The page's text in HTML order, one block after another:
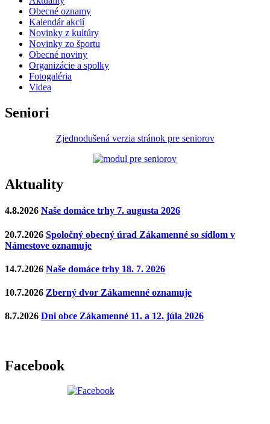
Obecné oznamy
Kalendár akcií
Novinky z kultúry
Novinky zo športu
Obecné noviny
Organizácie a spolky
Fotogaléria
Videa
Seniori
Zjednodušená verzia stránok pre seniorov
Aktuality
4.8.2026 Naše domáce trhy 7. augusta 2026
20.7.2026 Spoločný obecný úrad Zákamenné so sídlom v
Námestove oznamuje
14.7.2026 Naše domáce trhy 18. 7. 2026
10.7.2026 Zberný dvor Zákamenné oznamuje
8.7.2026 Dni obce Zákamenné 11. a 12. júla 2026
Facebook